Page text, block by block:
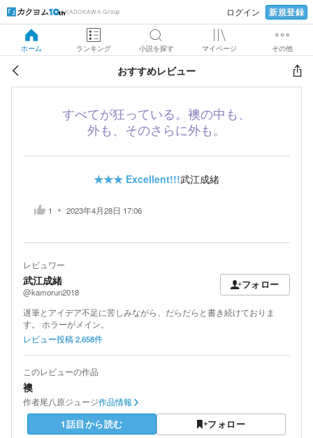
KADOKAWA Group ログイン 新規登録
ホーム ランキング 小説を探す マイページ その他
おすすめレビュー
すべてが狂っている。襖の中も、
外も、そのさらに外も。
★★★ Excellent!!!武江成緒
1 2023年4月28日 17:06
レビュワー
武江成緒
@kamorun2018
フォロー
遅筆とアイデア不足に苦しみながら、だらだらと書き続けておりま
す。 ホラーがメイン。
レビュー投稿2,658件
このレビューの作品
襖
作者尾八原ジュージ作品情報
1話目から読む フォロー